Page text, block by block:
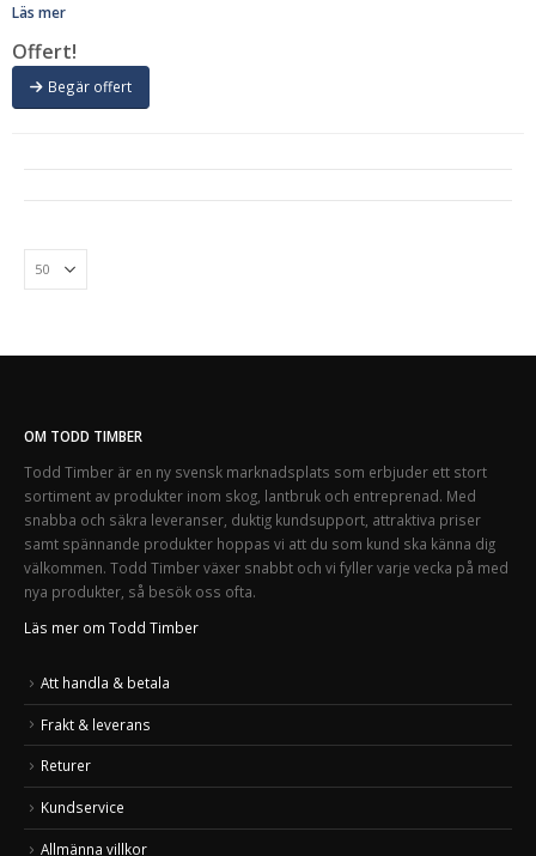
Läs mer
Offert!
Begär offert
OM TODD TIMBER
Todd Timber är en ny svensk marknadsplats som erbjuder ett stort
sortiment av produkter inom skog, lantbruk och entreprenad. Med
snabba och säkra leveranser, duktig kundsupport, attraktiva priser
samt spännande produkter hoppas vi att du som kund ska känna dig
välkommen. Todd Timber växer snabbt och vi fyller varje vecka på med
nya produkter, så besök oss ofta.
Läs mer om Todd Timber
Att handla & betala
Frakt & leverans
Returer
Kundservice
Allmänna villkor